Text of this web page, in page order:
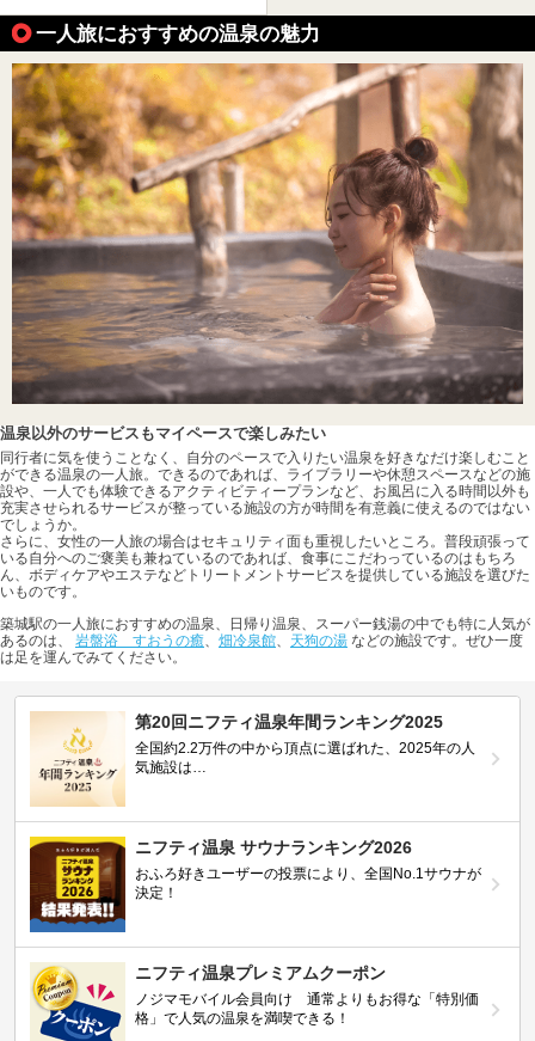
一人旅におすすめの温泉の魅力
温泉以外のサービスもマイペースで楽しみたい
同行者に気を使うことなく、自分のペースで入りたい温泉を好きなだけ楽しむこと
ができる温泉の一人旅。できるのであれば、ライブラリーや休憩スペースなどの施
設や、一人でも体験できるアクティビティープランなど、お風呂に入る時間以外も
充実させられるサービスが整っている施設の方が時間を有意義に使えるのではない
でしょうか。
さらに、女性の一人旅の場合はセキュリティ面も重視したいところ。普段頑張って
いる自分へのご褒美も兼ねているのであれば、食事にこだわっているのはもちろ
ん、ボディケアやエステなどトリートメントサービスを提供している施設を選びた
いものです。
築城駅の一人旅におすすめの温泉、日帰り温泉、スーパー銭湯の中でも特に人気が
あるのは、 岩盤浴 すおうの癒 畑冷泉館 天狗の湯 などの施設です。ぜひ一度
は足を運んでみてください。
第20回ニフティ温泉年間ランキング2025
全国約2.2万件の中から頂点に選ばれた、2025年の人
気施設は…
ニフティ温泉 サウナランキング2026
おふろ好きユーザーの投票により、全国No.1サウナが
決定！
ニフティ温泉プレミアムクーポン
ノジマモバイル会員向け 通常よりもお得な「特別価
格」で人気の温泉を満喫できる！